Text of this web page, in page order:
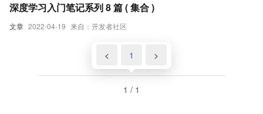
文章 2022-04-19 来自：开发者社区
深度学习入门笔记系列 8 篇 ( 集合 )
< 1 >
1 / 1